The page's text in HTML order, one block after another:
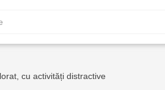
cu activități distractive